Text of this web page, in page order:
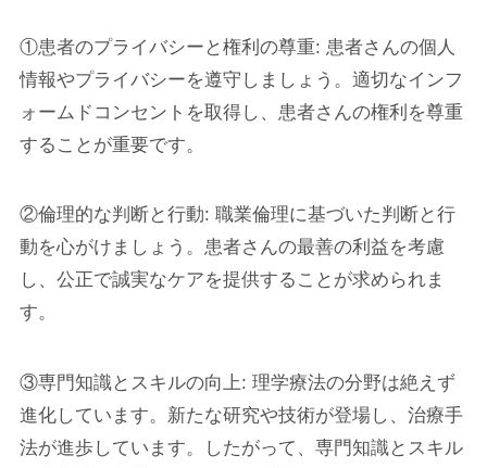
①患者のプライバシーと権利の尊重: 患者さんの個人
情報やプライバシーを遵守しましょう。適切なインフ
ォームドコンセントを取得し、患者さんの権利を尊重
することが重要です。
②倫理的な判断と行動: 職業倫理に基づいた判断と行
動を心がけましょう。患者さんの最善の利益を考慮
し、公正で誠実なケアを提供することが求められま
す。
③専門知識とスキルの向上: 理学療法の分野は絶えず
進化しています。新たな研究や技術が登場し、治療手
法が進歩しています。したがって、専門知識とスキル